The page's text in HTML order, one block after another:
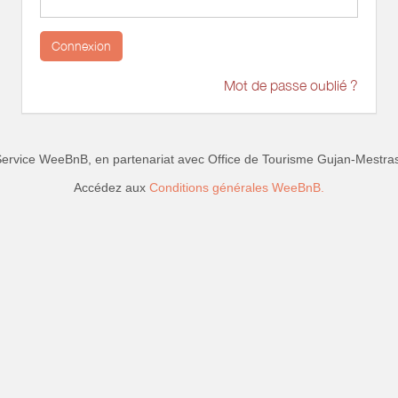
Connexion
Mot de passe oublié ?
WeeBnB, en partenariat avec Office de Tourisme Gujan-
Accédez aux Conditions générales WeeBnB.